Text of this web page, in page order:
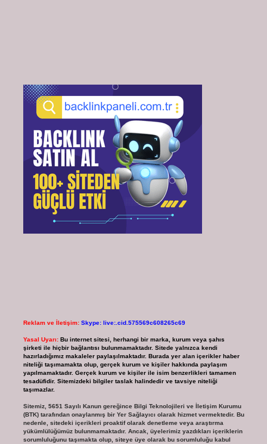
Reklam ve İletişim: Skype: live:.cid.575569c608265c69
Yasal Uyarı: Bu internet sitesi, herhangi bir marka, kurum veya şahıs
şirketi ile hiçbir bağlantısı bulunmamaktadır. Sitede yalnızca kendi
hazırladığımız makaleler paylaşılmaktadır. Burada yer alan içerikler haber
niteliği taşımamakta olup, gerçek kurum ve kişiler hakkında paylaşım
yapılmamaktadır. Gerçek kurum ve kişiler ile isim benzerlikleri tamamen
tesadüfidir. Sitemizdeki bilgiler taslak halindedir ve tavsiye niteliği
taşımazlar.
Sitemiz, 5651 Sayılı Kanun gereğince Bilgi Teknolojileri ve İletişim Kurumu
(BTK) tarafından onaylanmış bir Yer Sağlayıcı olarak hizmet vermektedir. Bu
nedenle, sitedeki içerikleri proaktif olarak denetleme veya araştırma
yükümlülüğümüz bulunmamaktadır. Ancak, üyelerimiz yazdıkları içeriklerin
sorumluluğunu taşımakta olup, siteye üye olarak bu sorumluluğu kabul